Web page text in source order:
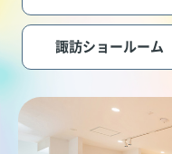
諏訪ショールーム